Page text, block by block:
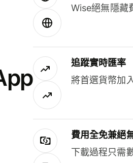
Wise絕無隱藏
追蹤實時匯率
將首選貨幣加
費用全免兼絕
下載過程只需